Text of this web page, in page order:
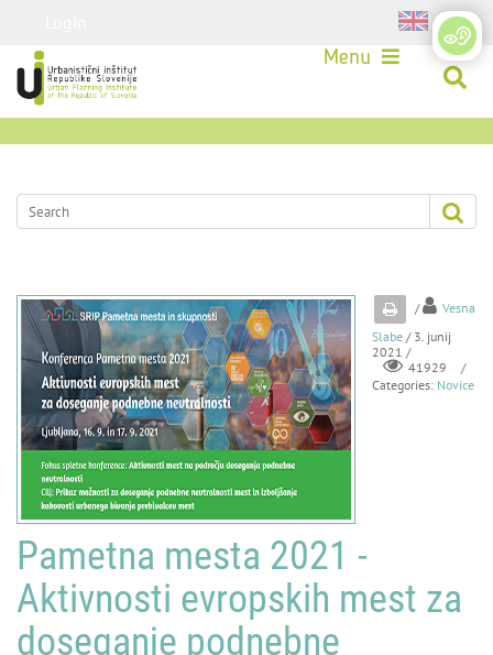
Menu
/
Vesna
Slabe / 3. junij
2021 /
41929
/
Categories: Novice
Pametna mesta 2021 -
Aktivnosti evropskih mest za
doseganje podnebne